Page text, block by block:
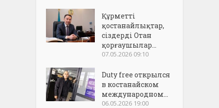
Құрметті
қостанайлықтар,
сіздерді Отан
қорғаушылар...
07.05.2026 09:10
Duty free открылся
в костанайском
международном...
06.05.2026 19:00